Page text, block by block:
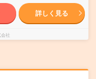
詳しく見る
社